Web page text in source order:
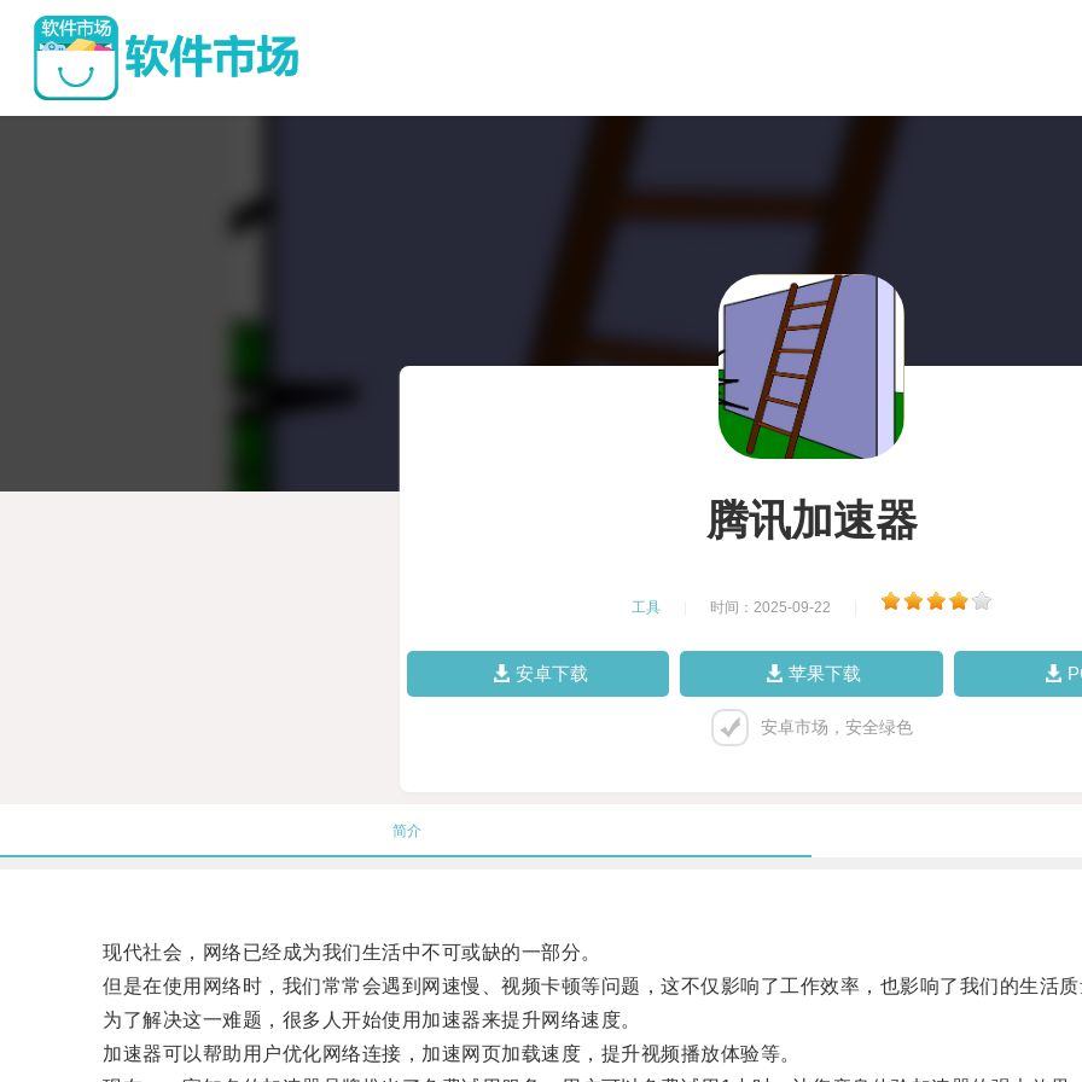
腾讯加速器
工具 时间：2025-09-22
安卓下载 苹果下载
安卓市场，安全绿色
简介
现代社会，网络已经成为我们生活中不可或缺的一部分。
但是在使用网络时，我们常常会遇到网速慢、视频卡顿等问题，这不仅影响了工作效率，也影响了我们的生活质
为了解决这一难题，很多人开始使用加速器来提升网络速度。
加速器可以帮助用户优化网络连接，加速网页加载速度，提升视频播放体验等。